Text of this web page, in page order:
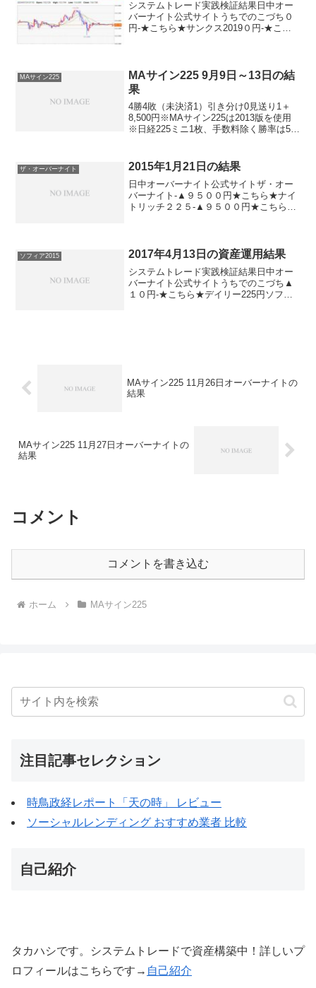
システムトレード実践検証結果日中オー
バーナイト公式サイトうちでのこづち０
円-★こちら★サンクス2019０円-★こち
＋...
MAサイン225
MAサイン225 9月9日～13日の結
果
4勝4敗（未決済1）引き分け0見送り1＋
8,500円※MAサイン225は2013版を使用
※日経225ミニ1枚、手数料除く勝率は5割
た一週間でした。オリンピック招致騒ぎ
ザ・オーバーナイト 2015年1月21日の結果
日中オーバーナイト公式サイトザ・オー
バーナイト-▲９５００円★こちら★ナイ
トリッチ２２５-▲９５００円★こちら★
版）▲９５００円...
ソフィア2015 2017年4月13日の資産運用結果
システムトレード実践検証結果日中オー
バーナイト公式サイトうちでのこづち▲
１０円-★こちら★デイリー225円ソフィ
MAサイン225 11月26日オーバーナイトの
結果
MAサイン225 11月27日オーバーナイトの
結果
コメント
コメントを書き込む
ホーム MAサイン225
注目記事セレクション
時鳥政経レポート「天の時」 レビュー
ソーシャルレンディング おすすめ業者 比較
自己紹介
タカハシです。システムトレードで資産構築中！詳しいプ
ロフィールはこちらです→ 自己紹介